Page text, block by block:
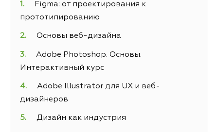
Figma: от проектирования к
прототипированию
Основы веб-дизайна
Adobe Photoshop. Основы.
Интерактивный курс
Adobe Illustrator для UX и веб-
дизайнеров
Дизайн как индустрия